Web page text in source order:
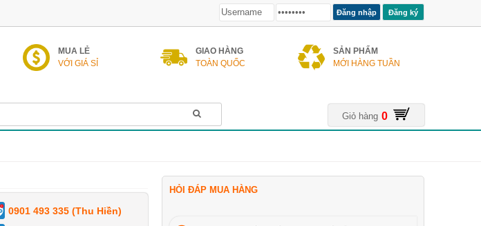
Đăng ký
MUA LẺ
VỚI GIÁ SỈ
GIAO HÀNG
TOÀN QUỐC
SẢN PHẨM
MỚI HÀNG TUẦN
Giỏ hàng 0
0901 493 335 (Thu Hiền)
HỎI ĐÁP MUA HÀNG